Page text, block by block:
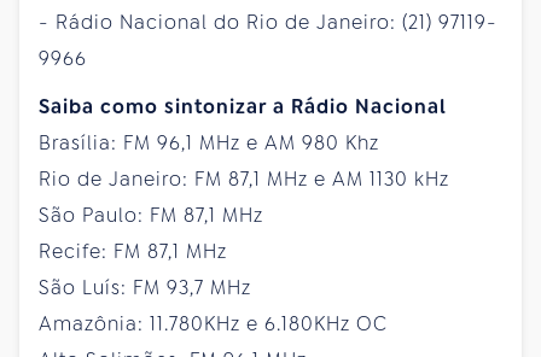
- Rádio Nacional do Rio de Janeiro: (21) 97119-
9966
Saiba como sintonizar a Rádio Nacional
Brasília: FM 96,1 MHz e AM 980 Khz
Rio de Janeiro: FM 87,1 MHz e AM 1130 kHz
São Paulo: FM 87,1 MHz
Recife: FM 87,1 MHz
São Luís: FM 93,7 MHz
Amazônia: 11.780KHz e 6.180KHz OC